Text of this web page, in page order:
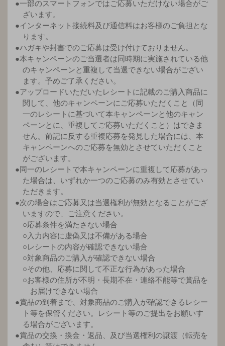
●一部のスマートフォンではご応募いただけない場合がご
ざいます。
●インターネット接続料及び通信料はお客様のご負担とな
ります。
●ハガキや封書でのご応募は受け付けておりません。
●本キャンペーンのご当選者は同時期に実施されている他
のキャンペーンと重複して当選できない場合がござい
ます。予めご了承ください。
●アップロードいただいたレシートに記載のご購入商品に
関して、他のキャンペーンにご応募いただくこと（同
一のレシートに基づいて本キャンペーンと他のキャン
ペーンとに、重複してご応募いただくこと）はできま
せん。前記に反する重複応募を発見した場合には、本
キャンペーンへのご応募を無効とさせていただくこと
がございます。
●同一のレシートで本キャンペーンに重複して応募があっ
た場合は、いずれか一つのご応募のみ有効とさせてい
ただきます。
●次の場合はご応募又は当選権利が無効となることがござ
いますので、ご注意ください。
○応募条件を満たさない場合
○入力内容に虚偽又は不備がある場合
○レシートの内容が確認できない場合
○対象商品のご購入が確認できない場合
○その他、応募に関して不正な行為があった場合
○お客様の住所が不明・長期不在・連絡不能等で賞品を
お届けできない場合
●賞品の到着まで、対象商品のご購入が確認できるレシー
ト等を保管ください。レシート等のご提出をお願いす
る場合がございます。
●賞品の交換・換金・返品、及び当選権利の譲渡（転売を